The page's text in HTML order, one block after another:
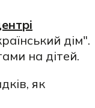
дім".
на дітей.
як